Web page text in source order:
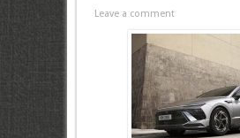
Leave a comment